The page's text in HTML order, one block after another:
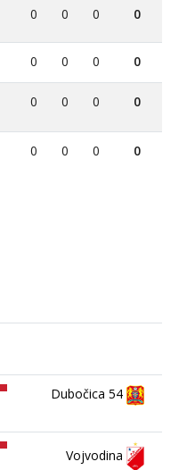
0 0 0 0
0 0 0 0
0 0 0 0
0 0 0 0
Dubočica 54
Vojvodina